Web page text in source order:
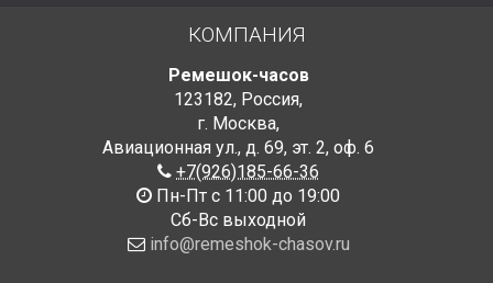
КОМПАНИЯ
Ремешок-часов
123182, Россия,
г. Москва,
Авиационная ул., д. 69, эт. 2, оф. 6
+7(926)185-66-36
Пн-Пт с 11:00 до 19:00
Сб-Вс выходной
info@remeshok-chasov.ru